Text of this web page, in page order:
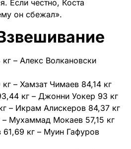
Если честно, Коста
он сбежал».
– Алекс Волкановски
– Хамзат Чимаев 84,14 кг
кг – Джонни Уокер 93 кг
– Икрам Алискеров 84,37 кг
– Мухаммад Мокаев 57,15 кг
кг – Муин Гафуров